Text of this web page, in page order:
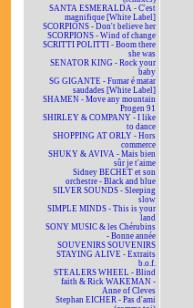
SANTA ESMERALDA - C'est
magnifique [White Label]
SCORPIONS - Don't believe her
SCORPIONS - Wind of change
SCRITTI POLITTI - Boom there
she was
SENATOR KING - Rock your
baby
SG GIGANTE - Fumar é matar
saudades [White Label]
SHAMEN - Move any mountain
Progen 91
SHIRLEY & COMPANY - I like
to dance
SHOPPING AT ORLY - Hors
commerce
SHUKY & AVIVA - Mais bien
sûr je t'aime
Sidney BECHET et son
orchestre - Black and blue
SILVER SOUNDS - Sleeping
slow
SIMPLE MINDS - This is your
land
SONY MUSIC & les Chérubins
- Bonne année
SOUVENIRS SOUVENIRS
STAYING ALIVE - Extraits
b.o.f.
STEALERS WHEEL - Blind
faith & Rick WAKEMAN -
Anne of Cleves
Stephan EICHER - Pas d'ami